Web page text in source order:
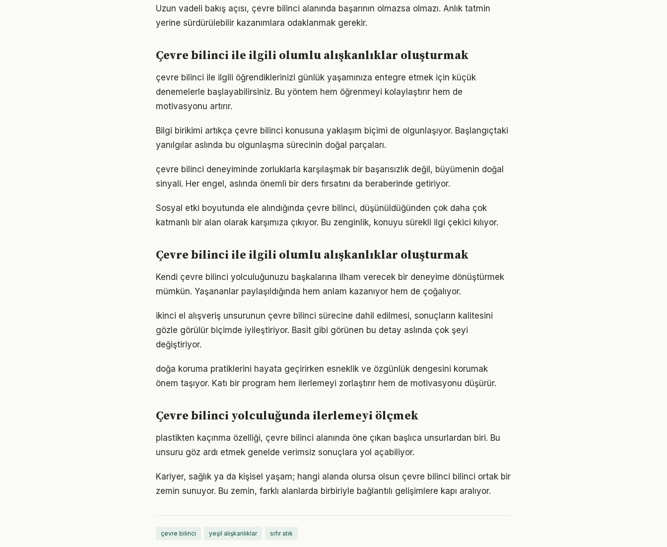
Uzun vadeli bakış açısı, çevre bilinci alanında başarının olmazsa olmazı. Anlık tatmin
yerine sürdürülebilir kazanımlara odaklanmak gerekir.
Çevre bilinci ile ilgili olumlu alışkanlıklar oluşturmak
çevre bilinci ile ilgili öğrendiklerinizi günlük yaşamınıza entegre etmek için küçük
denemelerle başlayabilirsiniz. Bu yöntem hem öğrenmeyi kolaylaştırır hem de
motivasyonu artırır.
Bilgi birikimi artıkça çevre bilinci konusuna yaklaşım biçimi de olgunlaşıyor. Başlangıçtaki
yanılgılar aslında bu olgunlaşma sürecinin doğal parçaları.
çevre bilinci deneyiminde zorluklarla karşılaşmak bir başarısızlık değil, büyümenin doğal
sinyali. Her engel, aslında önemli bir ders fırsatını da beraberinde getiriyor.
Sosyal etki boyutunda ele alındığında çevre bilinci, düşünüldüğünden çok daha çok
katmanlı bir alan olarak karşımıza çıkıyor. Bu zenginlik, konuyu sürekli ilgi çekici kılıyor.
Çevre bilinci ile ilgili olumlu alışkanlıklar oluşturmak
Kendi çevre bilinci yolculuğunuzu başkalarına ilham verecek bir deneyime dönüştürmek
mümkün. Yaşananlar paylaşıldığında hem anlam kazanıyor hem de çoğalıyor.
ikinci el alışveriş unsurunun çevre bilinci sürecine dahil edilmesi, sonuçların kalitesini
gözle görülür biçimde iyileştiriyor. Basit gibi görünen bu detay aslında çok şeyi
değiştiriyor.
doğa koruma pratiklerini hayata geçirirken esneklik ve özgünlük dengesini korumak
önem taşıyor. Katı bir program hem ilerlemeyi zorlaştırır hem de motivasyonu düşürür.
Çevre bilinci yolculuğunda ilerlemeyi ölçmek
plastikten kaçınma özelliği, çevre bilinci alanında öne çıkan başlıca unsurlardan biri. Bu
unsuru göz ardı etmek genelde verimsiz sonuçlara yol açabiliyor.
Kariyer, sağlık ya da kişisel yaşam; hangi alanda olursa olsun çevre bilinci bilinci ortak bir
zemin sunuyor. Bu zemin, farklı alanlarda birbiriyle bağlantılı gelişimlere kapı aralıyor.
çevre bilinci yeşil alışkanlıklar sıfır atık